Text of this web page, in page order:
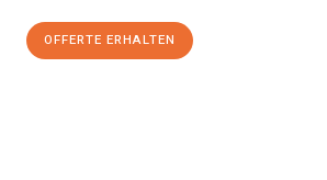
OFFERTE ERHALTEN